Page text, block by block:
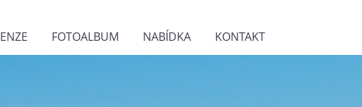
FOTOALBUM NABÍDKA KONTAKT